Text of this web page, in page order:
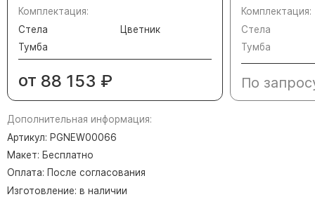
Памятники комбинированные
Памятники из цветного гранита
Памятники красно-черные
Памятники серые
Памятники зеленые
Памятники из Дымовского гранита
Памятники из гранита Возрождение
Комплектация:
Стела
Тумба
Цветник
от 88 153 ₽
Комплектация:
Стела
Тумба
По
Дополнительная информация:
Артикул: PGNEW00066
Макет: Бесплатно
Оплата: После согласования
Изготовление: в наличии